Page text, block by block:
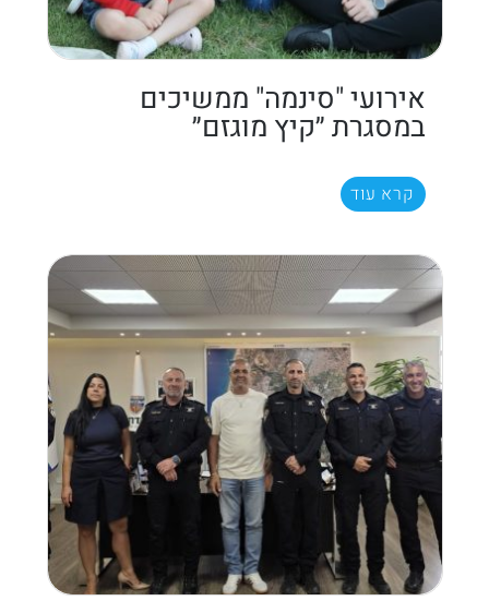
אירועי "סינמה" ממשיכים
במסגרת ״קיץ מוגזם״
קרא עוד